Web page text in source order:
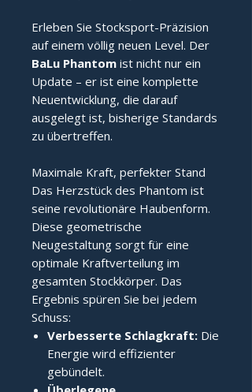
Erleben Sie Stocksport-Präzision
auf einem völlig neuen Level. Der
BaLu Phantom ist nicht nur ein
Update – er ist eine komplette
Neuentwicklung, die darauf
ausgelegt ist, bisherige Standards
zu übertreffen.
Maximale Kraft, perfekter Stand
Das Herzstück des Phantom ist
seine revolutionäre Haubenform.
Diese geometrische
Neugestaltung sorgt für eine
optimale Kraftverteilung im
gesamten Stockkörper. Das
Ergebnis spüren Sie bei jedem
Schuss:
Verbesserte Schlagkraft: Die
Energie wird effizienter
gebündelt.